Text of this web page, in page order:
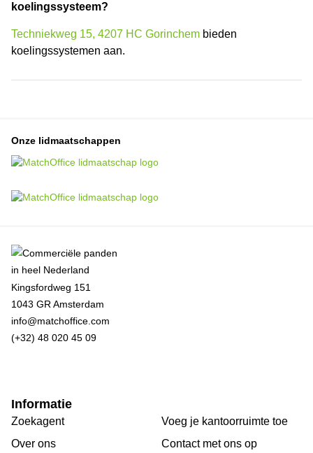
koelingssysteem?
Techniekweg 15, 4207 HC Gorinchem bieden
koelingssystemen aan.
Onze lidmaatschappen
Kingsfordweg 151
1043 GR Amsterdam
info@matchoffice.com
(+32) 48 020 45 09
Informatie
Zoekagent
Over ons
Voeg je kantoorruimte toe
Сontact met ons op